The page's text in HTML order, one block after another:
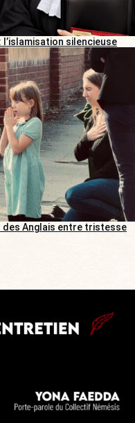
l’islamisation silencieuse
: des Anglais entre tristesse